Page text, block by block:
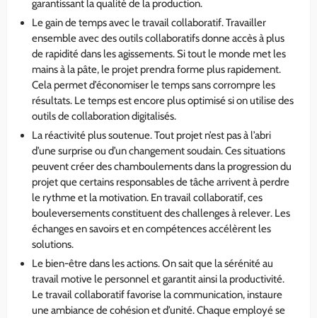
garantissant la qualité de la production.
Le gain de temps avec le travail collaboratif. Travailler
ensemble avec des outils collaboratifs donne accès à plus
de rapidité dans les agissements. Si tout le monde met les
mains à la pâte, le projet prendra forme plus rapidement.
Cela permet d’économiser le temps sans corrompre les
résultats. Le temps est encore plus optimisé si on utilise des
outils de collaboration digitalisés.
La réactivité plus soutenue. Tout projet n’est pas à l’abri
d’une surprise ou d’un changement soudain. Ces situations
peuvent créer des chamboulements dans la progression du
projet que certains responsables de tâche arrivent à perdre
le rythme et la motivation. En travail collaboratif, ces
bouleversements constituent des challenges à relever. Les
échanges en savoirs et en compétences accélèrent les
solutions.
Le bien-être dans les actions. On sait que la sérénité au
travail motive le personnel et garantit ainsi la productivité.
Le travail collaboratif favorise la communication, instaure
une ambiance de cohésion et d’unité. Chaque employé se